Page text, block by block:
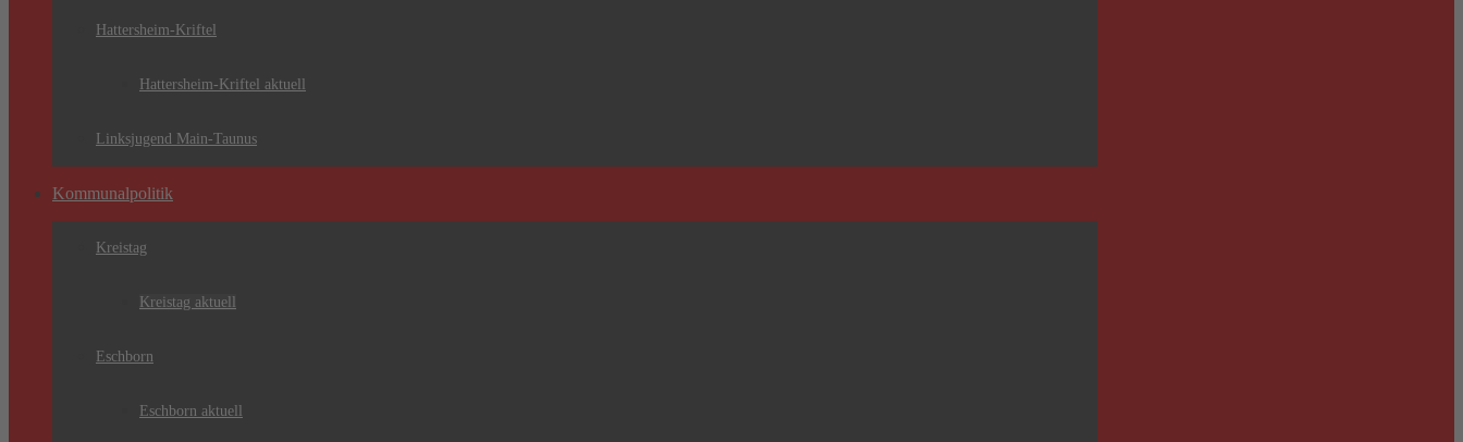
Hattersheim-Kriftel
Hattersheim-Kriftel aktuell
Linksjugend Main-Taunus
Kommunalpolitik
Kreistag
Kreistag aktuell
Eschborn
Eschborn aktuell